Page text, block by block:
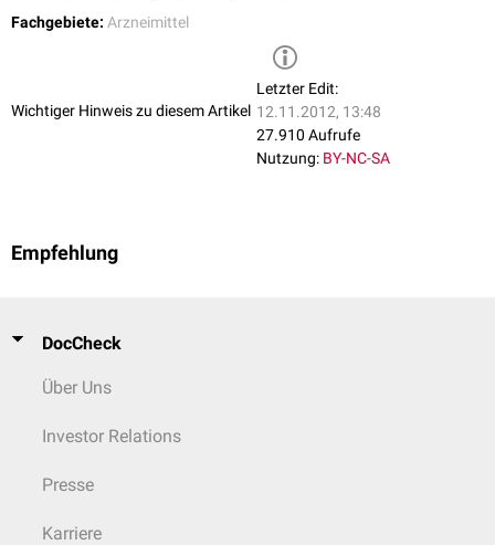
Fachgebiete: Arzneimittel
Wichtiger Hinweis zu diesem Artikel
Letzter Edit:
12.11.2012, 13:48
27.910 Aufrufe
Nutzung: BY-NC-SA
Empfehlung
DocCheck
Über Uns
Investor Relations
Presse
Karriere